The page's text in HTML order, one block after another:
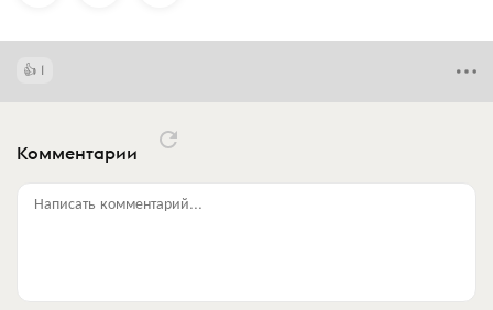
1
Комментарии
Написать комментарий...